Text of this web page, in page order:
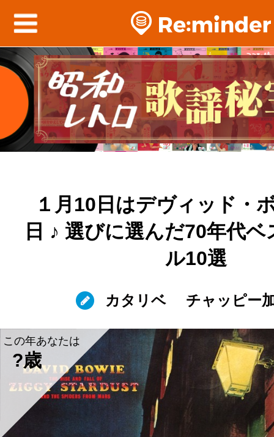
１月10日はデヴィッド・
日 ♪ 選びに選んだ70年代
ル10選
カタリベ チャッピー
この年あなたは
?歳